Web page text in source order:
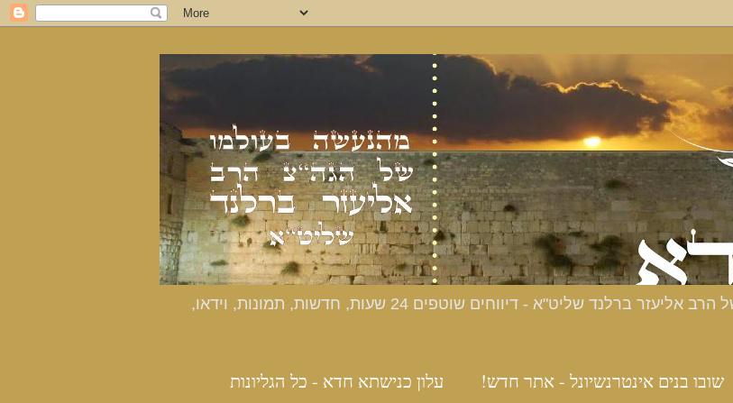
כנישתא חדא - האתר הרשמי מהנעשה בעולמו של הרב אליעזר ברלנד שליט"א - דיווחים שוטפים 24 שעות, חדשות, תמונות, וידאו,
שובו בנים אינטרנשיונל - אתר חדש!
עלון כנישתא חדא - כל הגליונות